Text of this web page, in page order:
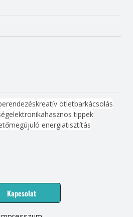
kreatív ötletbarkácsolás
elektronikahasznos tippek
megújuló energiatisztítás
Kapcsolat